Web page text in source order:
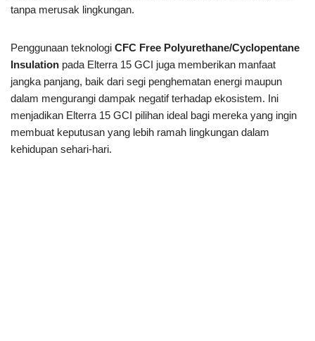
tanpa merusak lingkungan.
Penggunaan teknologi CFC Free Polyurethane/Cyclopentane
Insulation pada Elterra 15 GCI juga memberikan manfaat
jangka panjang, baik dari segi penghematan energi maupun
dalam mengurangi dampak negatif terhadap ekosistem. Ini
menjadikan Elterra 15 GCI pilihan ideal bagi mereka yang ingin
membuat keputusan yang lebih ramah lingkungan dalam
kehidupan sehari-hari.